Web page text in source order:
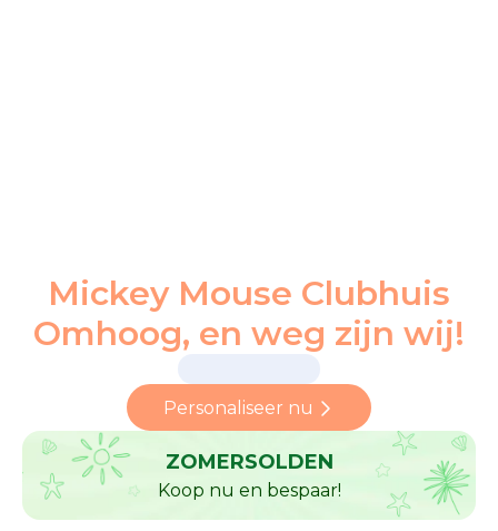
Mickey Mouse Clubhuis
Omhoog, en weg zijn wij!
Personaliseer nu
ZOMERSOLDEN
Koop nu en bespaar!